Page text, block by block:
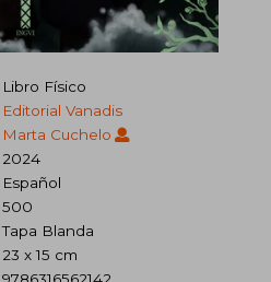
Libro Físico
Editorial Vanadis
Marta Cuchelo
2024
Español
500
Tapa Blanda
23 x 15 cm